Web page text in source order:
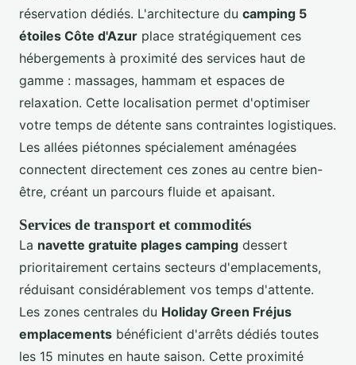
réservation dédiés. L'architecture du camping 5
étoiles Côte d'Azur place stratégiquement ces
hébergements à proximité des services haut de
gamme : massages, hammam et espaces de
relaxation. Cette localisation permet d'optimiser
votre temps de détente sans contraintes logistiques.
Les allées piétonnes spécialement aménagées
connectent directement ces zones au centre bien-
être, créant un parcours fluide et apaisant.
Services de transport et commodités
La navette gratuite plages camping dessert
prioritairement certains secteurs d'emplacements,
réduisant considérablement vos temps d'attente.
Les zones centrales du Holiday Green Fréjus
emplacements bénéficient d'arrêts dédiés toutes
les 15 minutes en haute saison. Cette proximité